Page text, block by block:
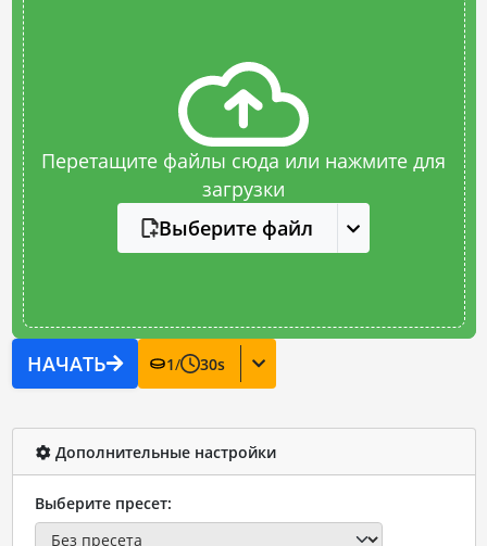
Перетащите файлы сюда или нажмите для
загрузки
Выберите файл
НАЧАТЬ 1/ 30s
Дополнительные настройки
Выберите пресет: